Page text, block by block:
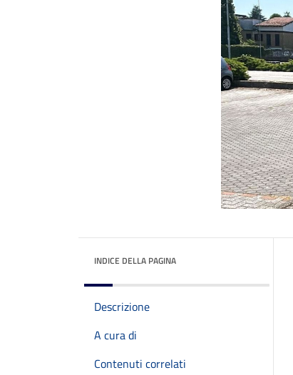
INDICE DELLA PAGINA
Descrizione
A cura di
Contenuti correlati